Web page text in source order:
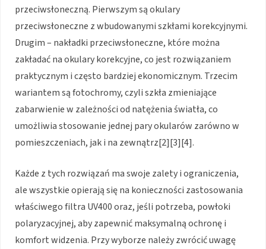
przeciwsłoneczną. Pierwszym są okulary
przeciwsłoneczne z wbudowanymi szkłami korekcyjnymi.
Drugim – nakładki przeciwsłoneczne, które można
zakładać na okulary korekcyjne, co jest rozwiązaniem
praktycznym i często bardziej ekonomicznym. Trzecim
wariantem są fotochromy, czyli szkła zmieniające
zabarwienie w zależności od natężenia światła, co
umożliwia stosowanie jednej pary okularów zarówno w
pomieszczeniach, jak i na zewnątrz[2][3][4].
Każde z tych rozwiązań ma swoje zalety i ograniczenia,
ale wszystkie opierają się na konieczności zastosowania
właściwego filtra UV400 oraz, jeśli potrzeba, powłoki
polaryzacyjnej, aby zapewnić maksymalną ochronę i
komfort widzenia. Przy wyborze należy zwrócić uwagę